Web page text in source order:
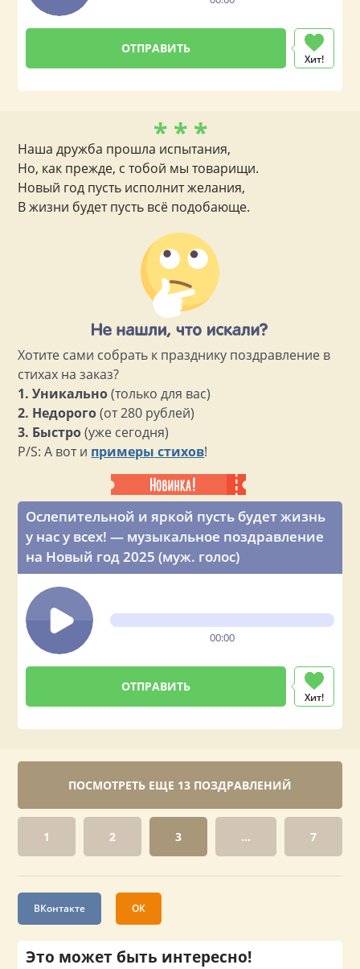
Хит!
Ослепительной и яркой пусть будет жизнь
у нас у всех! — музыкальное поздравление
на Новый год 2025 (муж. голос)
00:00
Хит!
* * *
Наша дружба прошла испытания,
Но, как прежде, с тобой мы товарищи.
Новый год пусть исполнит желания,
В жизни будет пусть всё подобающе.
Хотите сами собрать к празднику поздравление в
стихах на заказ?
1. Уникально(только для вас)
2. Недорого(от 280 рублей)
3. Быстро(уже сегодня)
P/S: А вот и примеры стихов!
ПОСМОТРЕТЬ ЕЩЕ 13 ПОЗДРАВЛЕНИЙ
1 2 3 ... 7
ВКонтакте ОК
Это может быть интересно!